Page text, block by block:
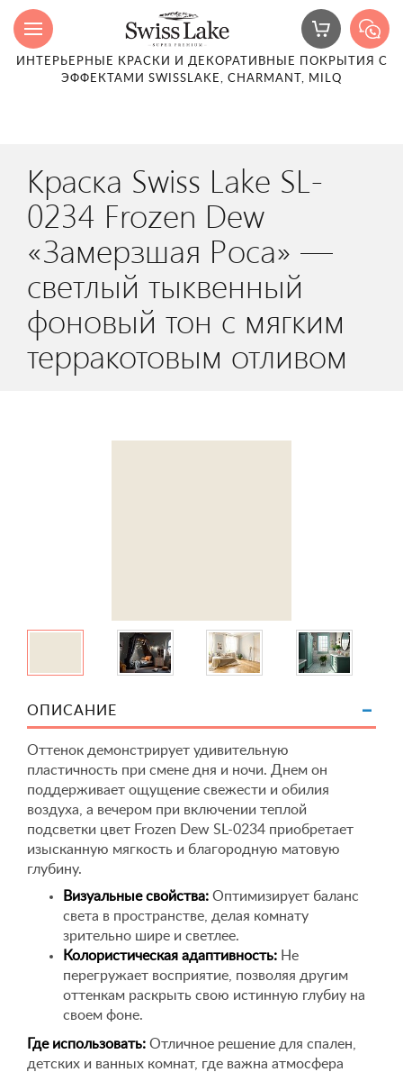
ИНТЕРЬЕРНЫЕ КРАСКИ И ДЕКОРАТИВНЫЕ ПОКРЫТИЯ С
ЭФФЕКТАМИ SWISSLAKE, CHARMANT, MILQ
Краска Swiss Lake SL-
0234 Frozen Dew
«Замерзшая Роса» —
светлый тыквенный
фоновый тон с мягким
терракотовым отливом
ОПИСАНИЕ
Оттенок демонстрирует удивительную
пластичность при смене дня и ночи. Днем он
поддерживает ощущение свежести и обилия
воздуха, а вечером при включении теплой
подсветки цвет Frozen Dew SL-0234 приобретает
изысканную мягкость и благородную матовую
глубину.
Визуальные свойства: Оптимизирует баланс
света в пространстве, делая комнату
зрительно шире и светлее.
Колористическая адаптивность: Не
перегружает восприятие, позволяя другим
оттенкам раскрыть свою истинную глубиу на
своем фоне.
Где использовать: Отличное решение для спален,
детских и ванных комнат, где важна атмосфера